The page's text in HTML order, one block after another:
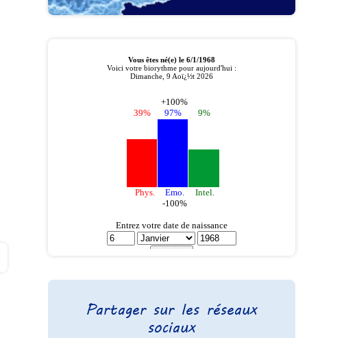
Partager sur les réseaux
sociaux